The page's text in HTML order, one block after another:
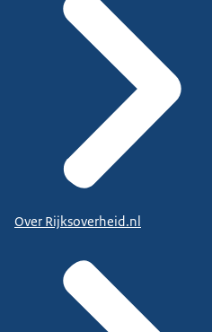
Over Rijksoverheid.nl